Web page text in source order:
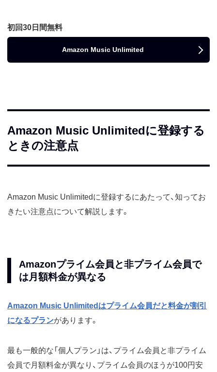
初回30日間無料
Amazon Music Unlimited
Amazon Music Unlimitedに登録する
ときの注意点
Amazon Music Unlimitedに登録するにあたって、知ってお
きたい注意点について解説します。
Amazonプライム会員と非プライム会員で
は月額料金が異なる
Amazon Music Unlimitedはプライム会員だと料金が割引
になるプランがあります。
最も一般的な「個人プラン」は、プライム会員と非プライム
会員で月額料金が異なり、プライム会員のほうが100円安